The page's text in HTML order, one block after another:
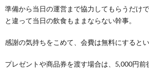
準備から当日の運営まで協力してもらうだけ
と違って当日の飲食もままならない幹事。
感謝の気持ちをこめて、会費は無料にするとい
プレゼントや商品券を渡す場合は、5,000円前